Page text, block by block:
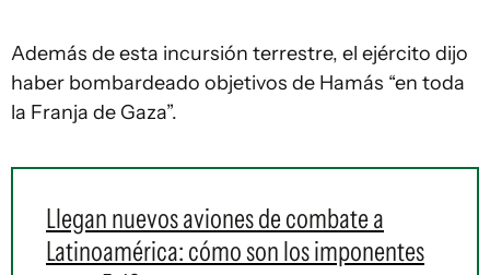
Además de esta incursión terrestre, el ejército dijo
haber bombardeado objetivos de Hamás “en toda
la Franja de Gaza”.
Llegan nuevos aviones de combate a
Latinoamérica: cómo son los imponentes